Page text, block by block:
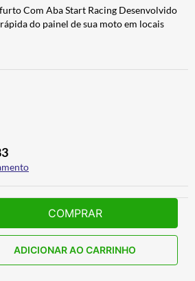
Com Aba Start Racing Desenvolvido
do painel de sua moto em locais
COMPRAR
ADICIONAR AO CARRINHO